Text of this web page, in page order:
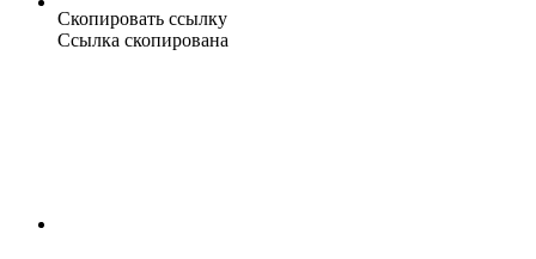
Скопировать ссылку
Ссылка скопирована